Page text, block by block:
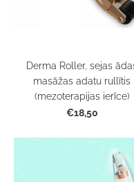
Derma Roller, sejas
masāžas adatu rullītis
(mezoterapijas ierīce)
€18,50